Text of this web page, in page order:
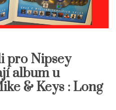
pro Nipsey
album u
& Keys : Long